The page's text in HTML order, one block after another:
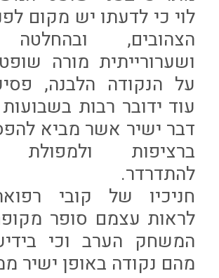
לוי כי לדעתו יש מקום
הצהובים, ובהחלטה
ושערורייתית מורה
על הנקודה הלבנה,
עוד ידובר רבות
דבר ישיר אשר מביא
ברציפות ולמפולת
להתדרדר.
חניכיו של קובי
לראות עצמם סופר
המשחק הערב וכי
מהם נקודה באופן ישיר